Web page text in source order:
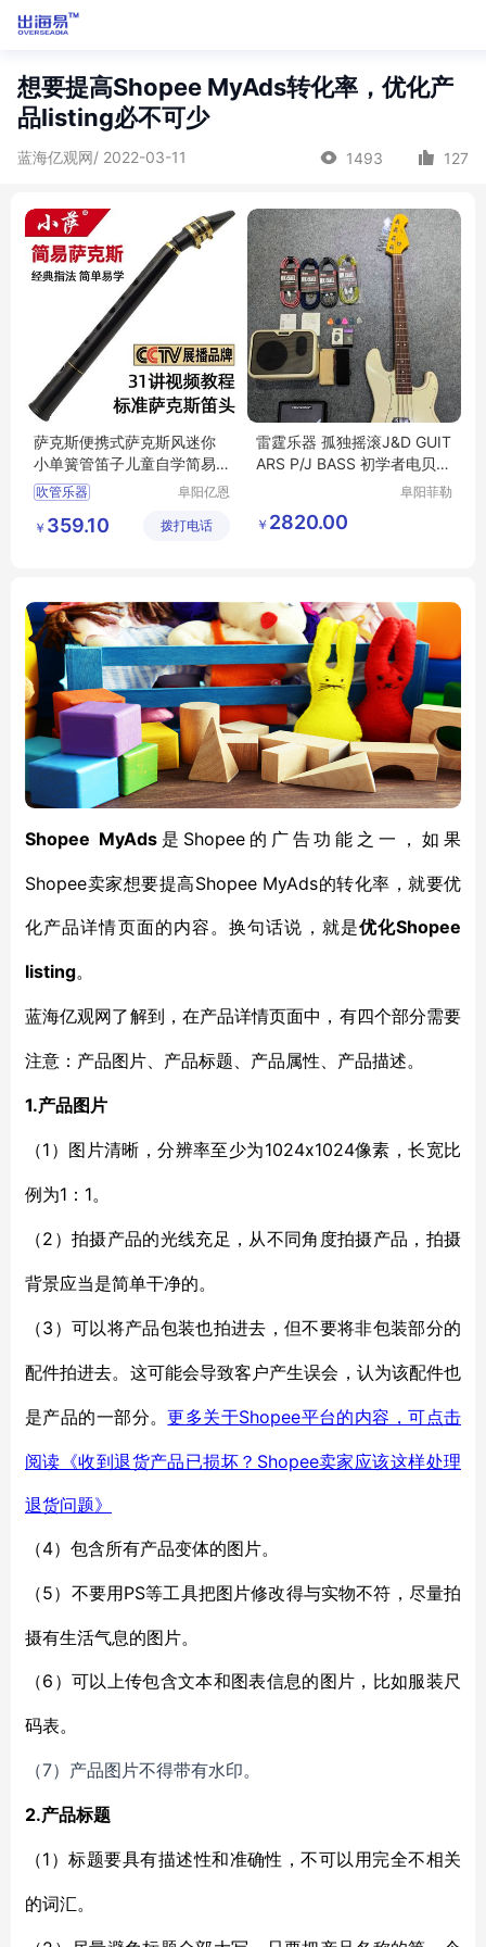
想要提高Shopee MyAds转化率，优化产
品listing必不可少
蓝海亿观网/ 2022-03-11 1493 127
萨克斯便携式萨克斯风迷你
小单簧管笛子儿童自学简易
吹管乐器
吹管乐器
吹管乐器厂家直销
阜阳亿恩
有限公司
￥ 359.10 拨打电话
雷霆乐器 孤独摇滚J&D GUIT
ARS P/J BASS 初学者电贝司
阜阳菲勒
￥ 2820.00
Shopee MyAds是 Shopee的广告功能之一，如果
Shopee卖家想要提高Shopee MyAds的转化率，就要优
化产品详情页面的内容。换句话说，就是优化Shopee
listing。
蓝海亿观网了解到，在产品详情页面中，有四个部分需要
注意：产品图片、产品标题、产品属性、产品描述。
1.产品图片
（1） 图片清晰，分辨率至少为1024x1024像素，长宽比
例为1：1。
（2）拍摄产品的光线充足，从不同角度拍摄产品，拍摄
背景应当是简单干净的。
（3）可以将产品包装也拍进去，但不要将非包装部分的
配件拍进去。这可能会导致客户产生误会，认为该配件也
是产品的一部分。更多关于Shopee平台的内容，可点击
阅读《收到退货产品已损坏？Shopee卖家应该这样处理
退货问题》
（4） 包含所有产品变体的图片。
（5） 不要用 PS等工具把图片修改得与实物不符，尽量拍
摄有生活气息的图片。
（6）可以上传包含文本和图表信息的图片，比如服装尺
码表。
（7）产品图片不得带有水印。
2.产品标题
（1）标题要具有描述性和准确性，不可以用完全不相关
的词汇。